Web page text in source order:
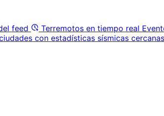
feed Terremotos en tiempo real
con estadísticas sísmicas cercanas